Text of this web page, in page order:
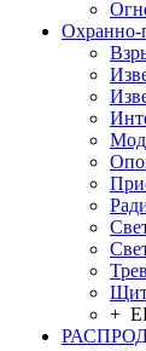
Охранно-
+